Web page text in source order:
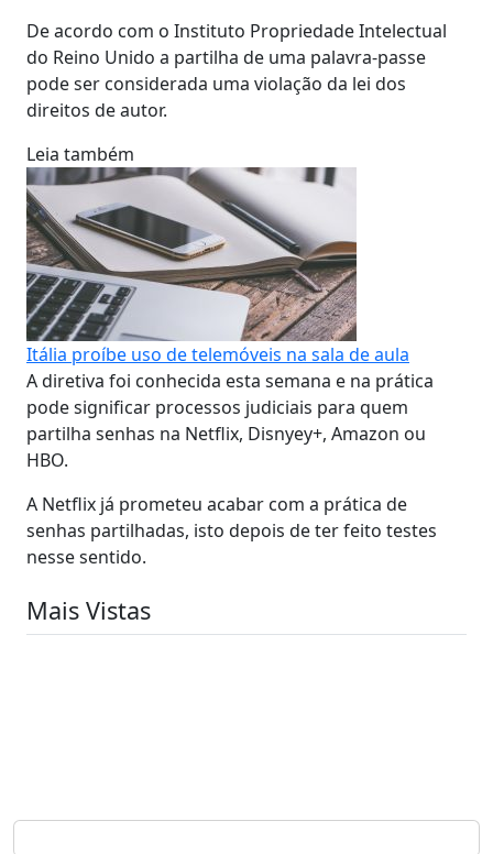
De acordo com o Instituto Propriedade Intelectual
do Reino Unido a partilha de uma palavra-passe
pode ser considerada uma violação da lei dos
direitos de autor.
Leia também
Itália proíbe uso de telemóveis na sala de aula
A diretiva foi conhecida esta semana e na prática
pode significar processos judiciais para quem
partilha senhas na Netflix, Disnyey+, Amazon ou
HBO.
A Netflix já prometeu acabar com a prática de
senhas partilhadas, isto depois de ter feito testes
nesse sentido.
Mais Vistas